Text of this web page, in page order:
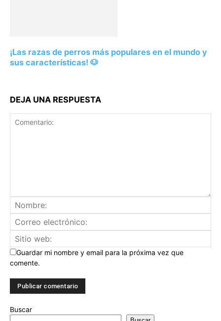
¡Las razas de perros más populares en el mundo y
sus características! 🐶
DEJA UNA RESPUESTA
Guardar mi nombre y email para la próxima vez que
comente.
Buscar